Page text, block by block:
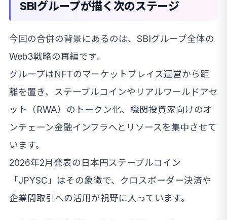
SBIグループが描く次のステージ
今回の合併の背景にあるのは、SBIグループ全体の
Web3戦略の再編です。
グループはNFTのマーケットプレイス運営から距
離を置き、ステーブルコインやリアルワールドアセ
ット（RWA）のトークン化、機関投資家向けのオ
ンチェーン金融インフラへとリソースを集中させて
います。
2026年2月発表の日本円ステーブルコイン
「JPYSC」はその象徴で、クロスボーダー決済や
企業間取引への活用が視野に入っています。